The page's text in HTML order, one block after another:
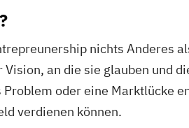
nichts Anderes
an die sie glauben und
oder eine Marktlücke
verdienen können.